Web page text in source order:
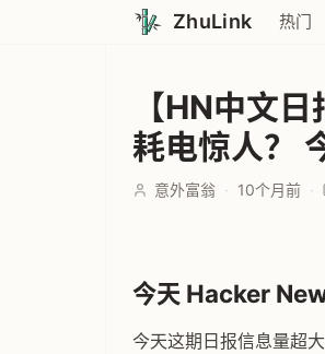
ZhuLink 热门
【HN中文
耗电惊人？
意外富翁 · 10个月前 ·
今天 Hacker
今天这期日报信息量超